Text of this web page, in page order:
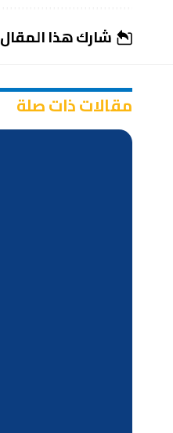
شارك هذا المقال
مقالات ذات صلة